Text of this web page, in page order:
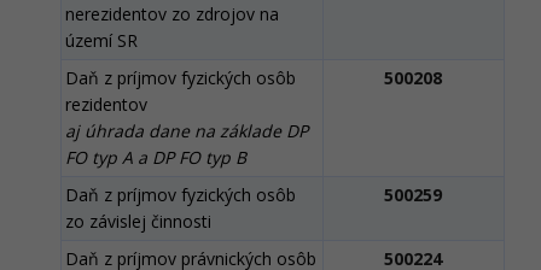
nerezidentov zo zdrojov na
území SR
Daň z príjmov fyzických osôb
rezidentov
aj úhrada dane na základe DP
FO typ A a DP FO typ B
500208
Daň z príjmov fyzických osôb
zo závislej činnosti
500259
Daň z príjmov právnických osôb
500224